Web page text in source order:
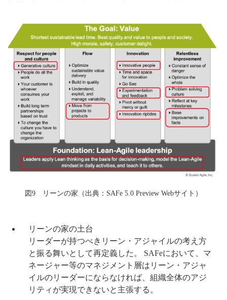
図9 リーンの家（出典：SAFe 5.0 Preview Webサイト）
リーンの家の土台
リーダーが持つべきリーン・アジャイルの考え方
と振る舞いとして再定義した。 SAFeにおいて、マ
ネージャー等のマネジメント層はリーン・アジャ
イルのリーダーにならなければ、組織全体のアジ
リティが実現できないと主張する。